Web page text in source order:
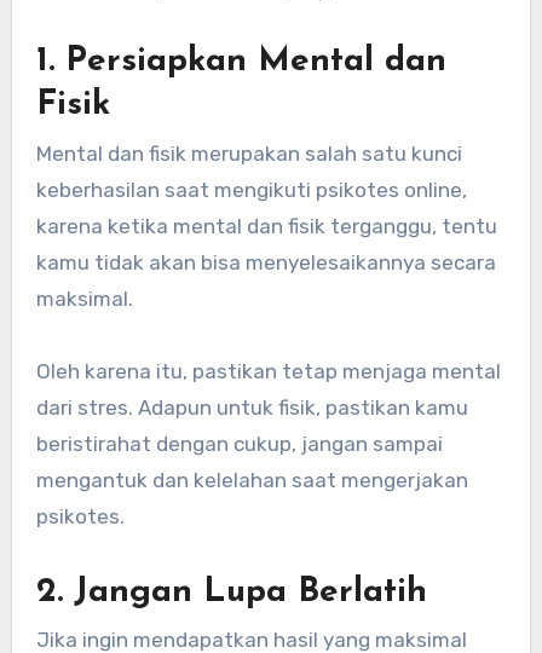
1. Persiapkan Mental dan
Fisik
Mental dan fisik merupakan salah satu kunci
keberhasilan saat mengikuti psikotes online,
karena ketika mental dan fisik terganggu, tentu
kamu tidak akan bisa menyelesaikannya secara
maksimal.
Oleh karena itu, pastikan tetap menjaga mental
dari stres. Adapun untuk fisik, pastikan kamu
beristirahat dengan cukup, jangan sampai
mengantuk dan kelelahan saat mengerjakan
psikotes.
2. Jangan Lupa Berlatih
Jika ingin mendapatkan hasil yang maksimal